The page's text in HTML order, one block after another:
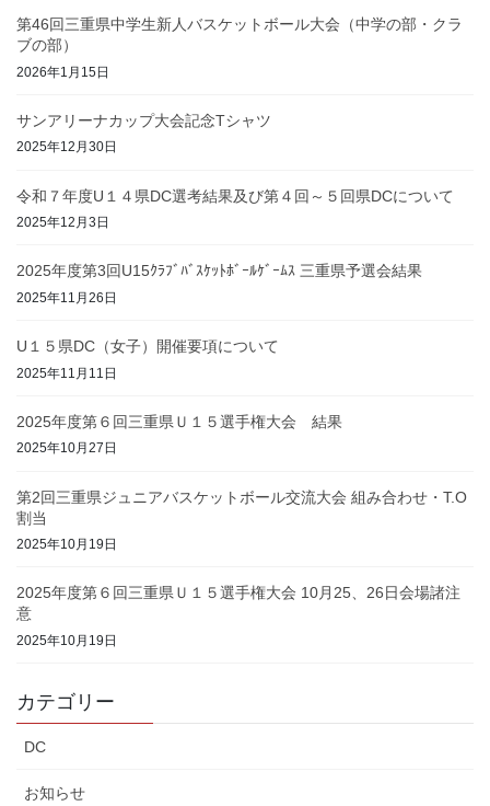
第46回三重県中学生新人バスケットボール大会（中学の部・クラ
ブの部）
2026年1月15日
サンアリーナカップ大会記念Tシャツ
2025年12月30日
令和７年度U１４県DC選考結果及び第４回～５回県DCについて
2025年12月3日
2025年度第3回U15ｸﾗﾌﾞﾊﾞｽｹｯﾄﾎﾞｰﾙｹﾞｰﾑｽ 三重県予選会結果
2025年11月26日
U１５県DC（女子）開催要項について
2025年11月11日
2025年度第６回三重県Ｕ１５選手権大会 結果
2025年10月27日
第2回三重県ジュニアバスケットボール交流大会 組み合わせ・T.O
割当
2025年10月19日
2025年度第６回三重県Ｕ１５選手権大会 10月25、26日会場諸注
意
2025年10月19日
カテゴリー
DC
お知らせ